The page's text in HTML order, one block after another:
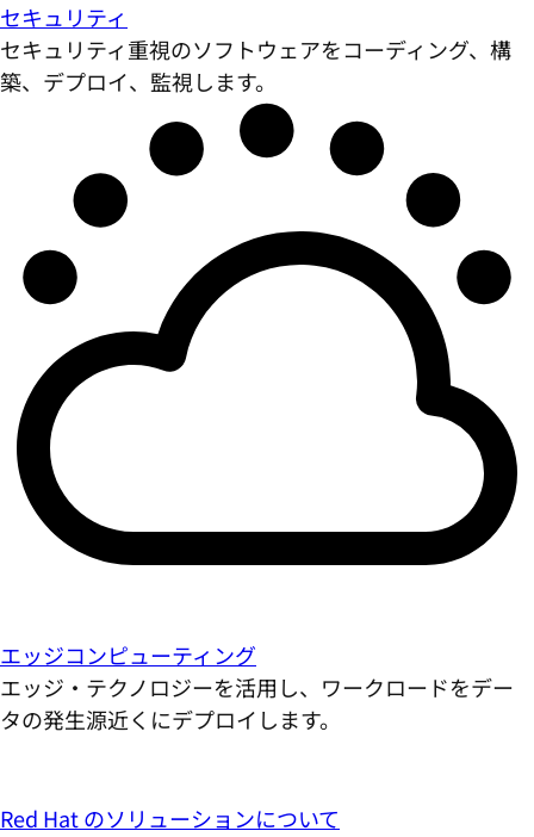
セキュリティ
セキュリティ重視のソフトウェアをコーディング、構
築、デプロイ、監視します。
エッジコンピューティング
エッジ・テクノロジーを活用し、ワークロードをデー
タの発生源近くにデプロイします。
Red Hat のソリューションについて